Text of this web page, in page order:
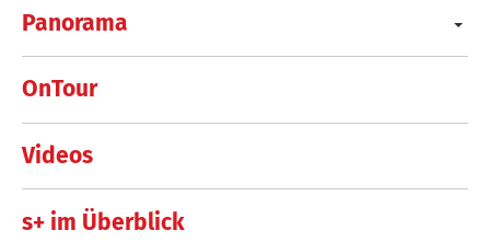
Panorama
OnTour
Videos
s+ im Überblick